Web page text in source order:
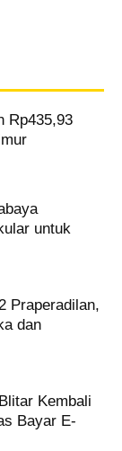
Rp435,93
untuk
Praperadilan,
dan
Kembali
Bayar E-